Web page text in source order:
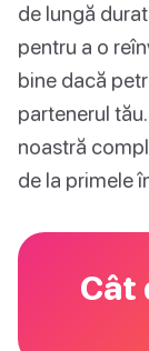
de lungă
pentru a o
bine dacă
partenerul
noastră
de la primele
Cât